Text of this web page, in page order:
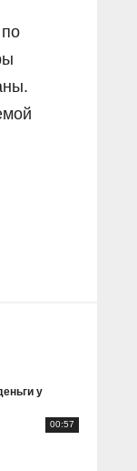
у
00:57